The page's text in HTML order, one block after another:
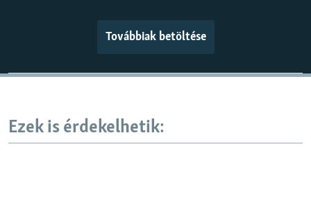
Továbbiak betöltése
Ezek is érdekelhetik: